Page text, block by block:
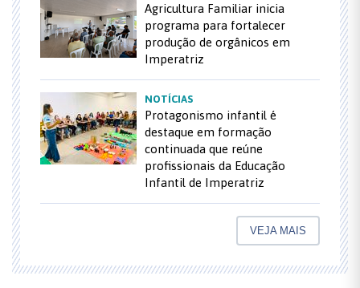
Agricultura Familiar inicia
programa para fortalecer
produção de orgânicos em
Imperatriz
NOTÍCIAS
Protagonismo infantil é
destaque em formação
continuada que reúne
profissionais da Educação
Infantil de Imperatriz
VEJA MAIS